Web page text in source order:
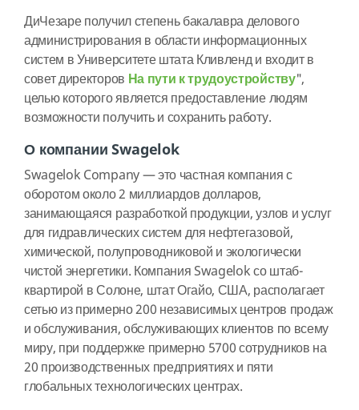
ДиЧезаре получил степень бакалавра делового
администрирования в области информационных
систем в Университете штата Кливленд и входит в
совет директоров На пути к трудоустройству",
целью которого является предоставление людям
возможности получить и сохранить работу.
О компании Swagelok
Swagelok Company — это частная компания с
оборотом около 2 миллиардов долларов,
занимающаяся разработкой продукции, узлов и услуг
для гидравлических систем для нефтегазовой,
химической, полупроводниковой и экологически
чистой энергетики. Компания Swagelok со штаб-
квартирой в Солоне, штат Огайо, США, располагает
сетью из примерно 200 независимых центров продаж
и обслуживания, обслуживающих клиентов по всему
миру, при поддержке примерно 5700 сотрудников на
20 производственных предприятиях и пяти
глобальных технологических центрах.